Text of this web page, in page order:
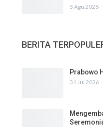
3 Agu 2026
BERITA
Prabowo
31 Jul 2026